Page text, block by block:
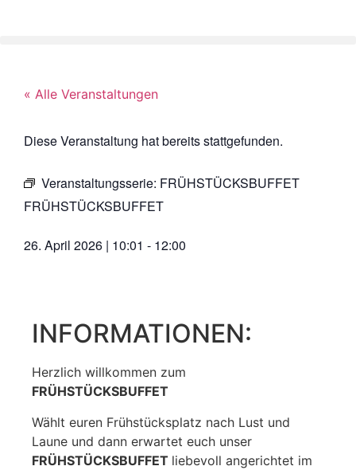
« Alle Veranstaltungen
Diese Veranstaltung hat bereits stattgefunden.
Veranstaltungsserie: FRÜHSTÜCKSBUFFET
FRÜHSTÜCKSBUFFET
26. April 2026 | 10:01 - 12:00
INFORMATIONEN:
Herzlich willkommen zum
FRÜHSTÜCKSBUFFET
Wählt euren Frühstücksplatz nach Lust und
Laune und dann erwartet euch unser
FRÜHSTÜCKSBUFFET liebevoll angerichtet im